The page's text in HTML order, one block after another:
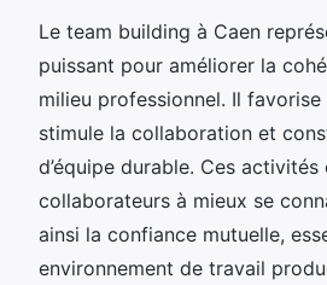
Le team building à Caen
puissant pour améliorer la
milieu professionnel. Il
stimule la collaboration et
d’équipe durable. Ces
collaborateurs à mieux se
ainsi la confiance mutuelle,
environnement de travail